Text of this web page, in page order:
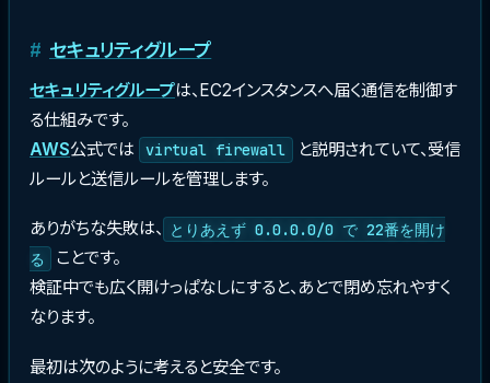
セキュリティグループ
セキュリティグループは、EC2インスタンスへ届く通信を制御す
る仕組みです。
AWS公式では virtual firewall
と説明されていて、受信
ルールと送信ルールを管理します。
ありがちな失敗は、 とりあえず 0.0.0.0/0 で 22番を開け
る
ことです。
検証中でも広く開けっぱなしにすると、あとで閉め忘れやすく
なります。
最初は次のように考えると安全です。